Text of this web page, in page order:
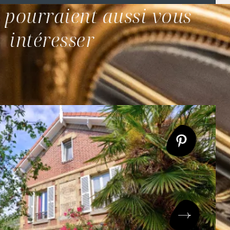
pourraient aussi vous
intéresser